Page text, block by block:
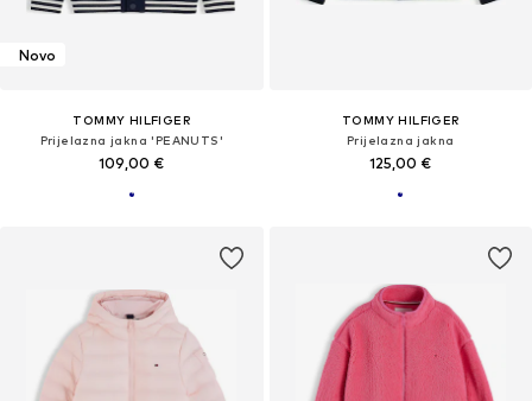
Novo
TOMMY HILFIGER
Prijelazna jakna 'PEANUTS'
109,00 €
TOMMY HILFIGER
Prijelazna jakna
125,00 €